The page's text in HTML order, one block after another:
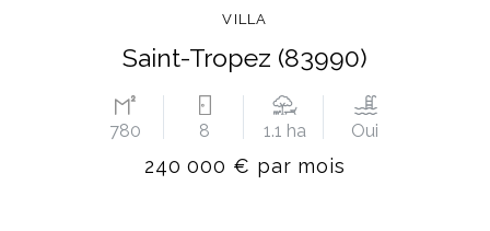
VILLA
Saint-Tropez (83990)
780 8 1.1 ha Oui
240 000 € par mois